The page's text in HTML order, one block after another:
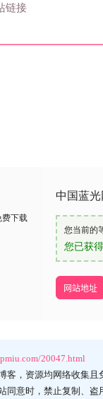
链接
费下载
中国蓝
您当前的
您已获
网站地址
20047.html
客，资源均网络收集且
同意时，禁止复制、